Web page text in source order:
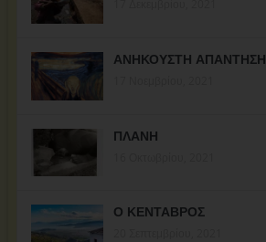
ΑΝΗΚΟΥΣΤΗ ΑΠΑΝΤΗΣΗ
ΠΛΑΝΗ
Ο ΚΕΝΤΑΒΡΟΣ